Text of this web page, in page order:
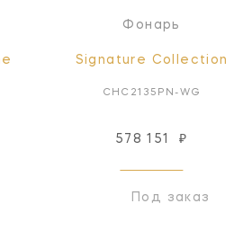
Фонарь
Signature Collection
CHC2135PN-WG
578 151 ₽
Под заказ